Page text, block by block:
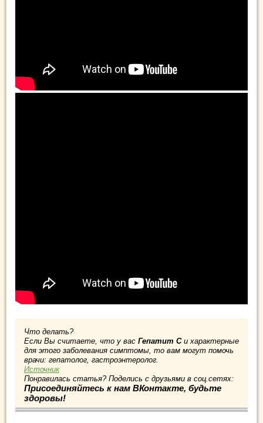
Что делать?
Если Вы считаете, что у вас Гепатит Си характерные
для этого заболевания симптомы, то вам могут помочь
врачи: гепатолог, гастроэнтеролог.
Источник
Понравилась статья? Поделись с друзьями в соц.сетях:
Присоединяйтесь к нам ВКонтакте, будьте
здоровы!